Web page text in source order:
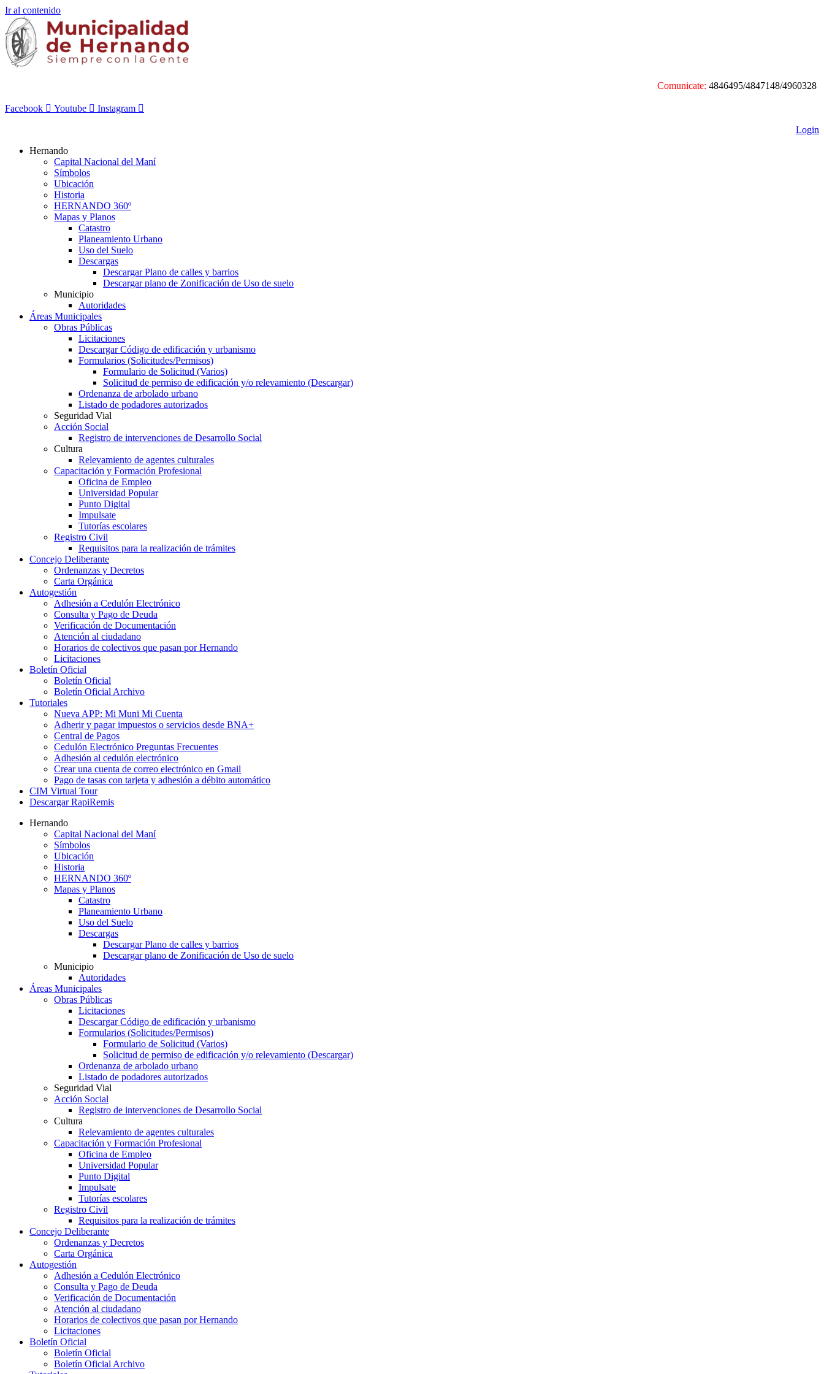
Ir al contenido
Comunicate: 4846495/4847148/4960328
Facebook Youtube Instagram
Login
Hernando
Capital Nacional del Maní
Símbolos
Ubicación
Historia
HERNANDO 360º
Mapas y Planos
Catastro
Planeamiento Urbano
Uso del Suelo
Descargas
Descargar Plano de calles y barrios
Descargar plano de Zonificación de Uso de suelo
Municipio
Autoridades
Áreas Municipales
Obras Públicas
Licitaciones
Descargar Código de edificación y urbanismo
Formularios (Solicitudes/Permisos)
Formulario de Solicitud (Varios)
Solicitud de permiso de edificación y/o relevamiento (Descargar)
Ordenanza de arbolado urbano
Listado de podadores autorizados
Seguridad Vial
Acción Social
Registro de intervenciones de Desarrollo Social
Cultura
Relevamiento de agentes culturales
Capacitación y Formación Profesional
Oficina de Empleo
Universidad Popular
Punto Digital
Impulsate
Tutorías escolares
Registro Civil
Requisitos para la realización de trámites
Concejo Deliberante
Ordenanzas y Decretos
Carta Orgánica
Autogestión
Adhesión a Cedulón Electrónico
Consulta y Pago de Deuda
Verificación de Documentación
Atención al ciudadano
Horarios de colectivos que pasan por Hernando
Licitaciones
Boletín Oficial
Boletín Oficial
Boletín Oficial Archivo
Tutoriales
Nueva APP: Mi Muni Mi Cuenta
Adherir y pagar impuestos o servicios desde BNA+
Central de Pagos
Cedulón Electrónico Preguntas Frecuentes
Adhesión al cedulón electrónico
Crear una cuenta de correo electrónico en Gmail
Pago de tasas con tarjeta y adhesión a débito automático
CIM Virtual Tour
Descargar RapiRemis
Hernando
Capital Nacional del Maní
Símbolos
Ubicación
Historia
HERNANDO 360º
Mapas y Planos
Catastro
Planeamiento Urbano
Uso del Suelo
Descargas
Descargar Plano de calles y barrios
Descargar plano de Zonificación de Uso de suelo
Municipio
Autoridades
Áreas Municipales
Obras Públicas
Licitaciones
Descargar Código de edificación y urbanismo
Formularios (Solicitudes/Permisos)
Formulario de Solicitud (Varios)
Solicitud de permiso de edificación y/o relevamiento (Descargar)
Ordenanza de arbolado urbano
Listado de podadores autorizados
Seguridad Vial
Acción Social
Registro de intervenciones de Desarrollo Social
Cultura
Relevamiento de agentes culturales
Capacitación y Formación Profesional
Oficina de Empleo
Universidad Popular
Punto Digital
Impulsate
Tutorías escolares
Registro Civil
Requisitos para la realización de trámites
Concejo Deliberante
Ordenanzas y Decretos
Carta Orgánica
Autogestión
Adhesión a Cedulón Electrónico
Consulta y Pago de Deuda
Verificación de Documentación
Atención al ciudadano
Horarios de colectivos que pasan por Hernando
Licitaciones
Boletín Oficial
Boletín Oficial
Boletín Oficial Archivo